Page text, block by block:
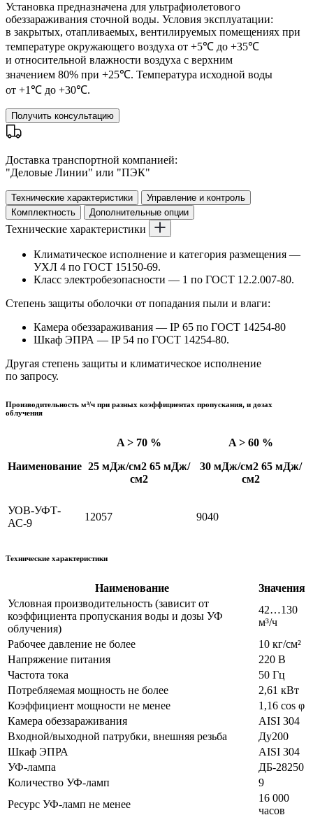
Установка предназначена для ультрафиолетового
обеззараживания сточной воды. Условия эксплуатации:
в закрытых, отапливаемых, вентилируемых помещениях при
температуре окружающего воздуха от +5℃ до +35℃
и относительной влажности воздуха с верхним
значением 80% при +25℃. Температура исходной воды
от +1℃ до +30℃.
Получить консультацию
Доставка транспортной компанией:
"Деловые Линии" или "ПЭК"
Технические характеристики
Управление и контроль
Комплектность
Дополнительные опции
Технические характеристики
Климатическое исполнение и категория размещения —
УХЛ 4 по ГОСТ 15150-69.
Класс электробезопасности — 1 по ГОСТ 12.2.007-80.
Степень защиты оболочки от попадания пыли и влаги:
Камера обеззараживания — IP 65 по ГОСТ 14254-80
Шкаф ЭПРА — IP 54 по ГОСТ 14254-80.
Другая степень защиты и климатическое исполнение
по запросу.
Производительность м³/ч при разных коэффициентах пропускания, и дозах
облучения
Наименование
A > 70 %
25 мДж/см2 65 мДж/
см2
A > 60 %
30 мДж/см2 65 мДж/
см2
УОВ-УФТ-
АС-9
12057 9040
Технические характеристики
Наименование
Значения
Условная производительность (зависит от
коэффициента пропускания воды и дозы УФ
облучения)
42…130
м³/ч
Рабочее давление не более
10 кг/см²
Напряжение питания
220 В
Частота тока
50 Гц
Потребляемая мощность не более
2,61 кВт
Коэффициент мощности не менее
1,16 cos φ
Камера обеззараживания
AISI 304
Входной/выходной патрубки, внешняя резьба
Ду200
Шкаф ЭПРА
AISI 304
УФ-лампа
ДБ-28250
Количество УФ-ламп
9
Ресурс УФ-ламп не менее
16 000
часов